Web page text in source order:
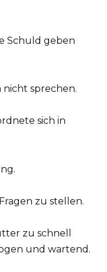
Schuld geben
sprechen.
sich in
zu stellen.
zu schnell
und wartend.